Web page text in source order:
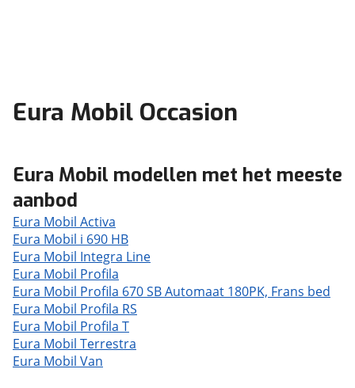
Eura Mobil Occasion
Eura Mobil modellen met het meeste
aanbod
Eura Mobil Activa
Eura Mobil i 690 HB
Eura Mobil Integra Line
Eura Mobil Profila
Eura Mobil Profila 670 SB Automaat 180PK, Frans bed
Eura Mobil Profila RS
Eura Mobil Profila T
Eura Mobil Terrestra
Eura Mobil Van